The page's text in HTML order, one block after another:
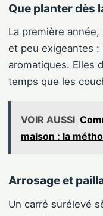
Que planter dès
La première
et peu exigeantes :
aromatiques. Elles
temps que les
VOIR AUSSI
maison : la
Arrosage et
Un carré surélevé